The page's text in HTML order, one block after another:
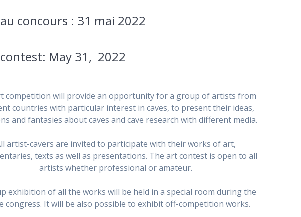
concours : 31 mai 2022
May 31, 2022
competition will provide an opportunity for a group of artists from
countries with particular interest in caves, to present their ideas,
and fantasies about caves and cave research with different media.
artist-cavers are invited to participate with their works of art,
texts as well as presentations. The art contest is open to all
artists whether professional or amateur.
exhibition of all the works will be held in a special room during the
congress. It will be also possible to exhibit off-competition works.